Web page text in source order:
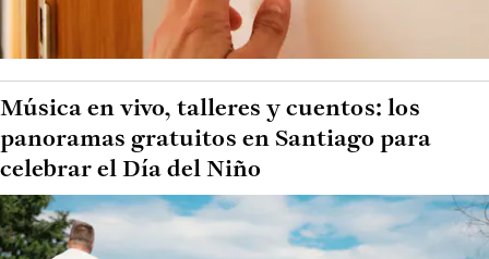
Música en vivo, talleres y cuentos: los
panoramas gratuitos en Santiago para
celebrar el Día del Niño